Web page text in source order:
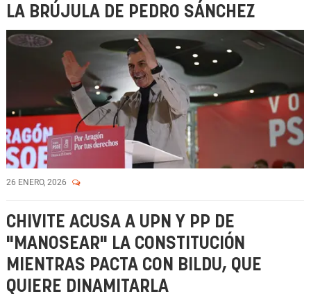
LA BRÚJULA DE PEDRO SÁNCHEZ
26 ENERO, 2026
CHIVITE ACUSA A UPN Y PP DE
"MANOSEAR" LA CONSTITUCIÓN
MIENTRAS PACTA CON BILDU, QUE
QUIERE DINAMITARLA